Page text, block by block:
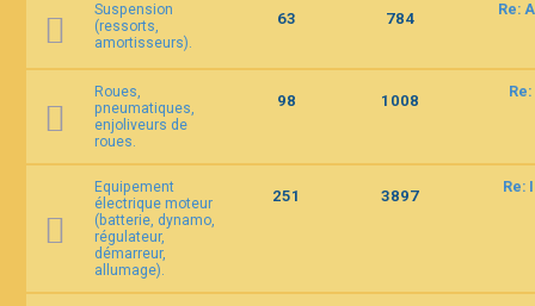
Suspension
(ressorts,
amortisseurs).
63 784 Re:
Roues,
pneumatiques,
enjoliveurs de
roues.
98 1008
Equipement
électrique moteur
(batterie, dynamo,
régulateur,
démarreur,
allumage).
251 3897 Re: